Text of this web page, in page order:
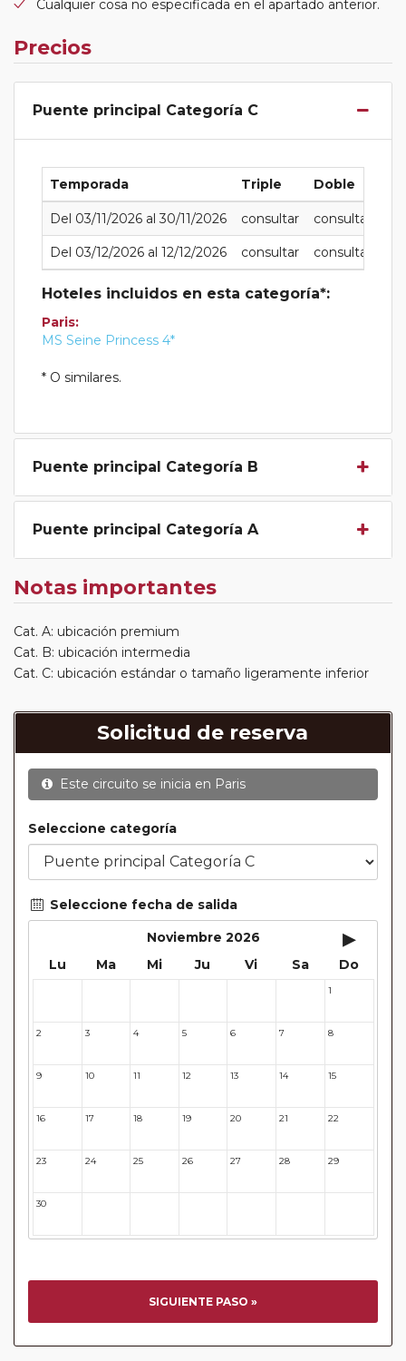
Cualquier cosa no especificada en el apartado anterior.
Precios
Puente principal Categoría C
Temporada Triple Doble
Del 03/11/2026 al 30/11/2026 consultar consultar
Del 03/12/2026 al 12/12/2026 consultar consultar
Hoteles incluidos en esta categoría*:
Paris:
MS Seine Princess 4*
* O similares.
Puente principal Categoría B
Puente principal Categoría A
Notas importantes
Cat. A: ubicación premium
Cat. B: ubicación intermedia
Cat. C: ubicación estándar o tamaño ligeramente inferior
Solicitud de reserva
Este circuito se inicia en Paris
Seleccione categoría
Seleccione fecha de salida
Noviembre 2026
▸
Lu Ma Mi Ju Vi Sa Do
1
2 3 4 5 6 7 8
9 10 11 12 13 14 15
16 17 18 19 20 21 22
23 24 25 26 27 28 29
30
SIGUIENTE PASO »